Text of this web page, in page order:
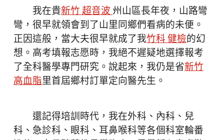
我在貴新竹 超音波 州山區長年夜，山路彎
彎，很早就領會到了山里同鄉們看病的未便。
正因這般，當大夫很早就成了我竹科 健檢的幻
想。高考填報志愿時，我絕不遲疑地選擇報考
了全科醫學專門研究。說起來，我仍是省新竹
高血脂里首屆鄉村訂單定向醫先生。
還記得培訓時代，我在外科、內科、兒
科、急診科、眼科、耳鼻喉科等各個科室輪番